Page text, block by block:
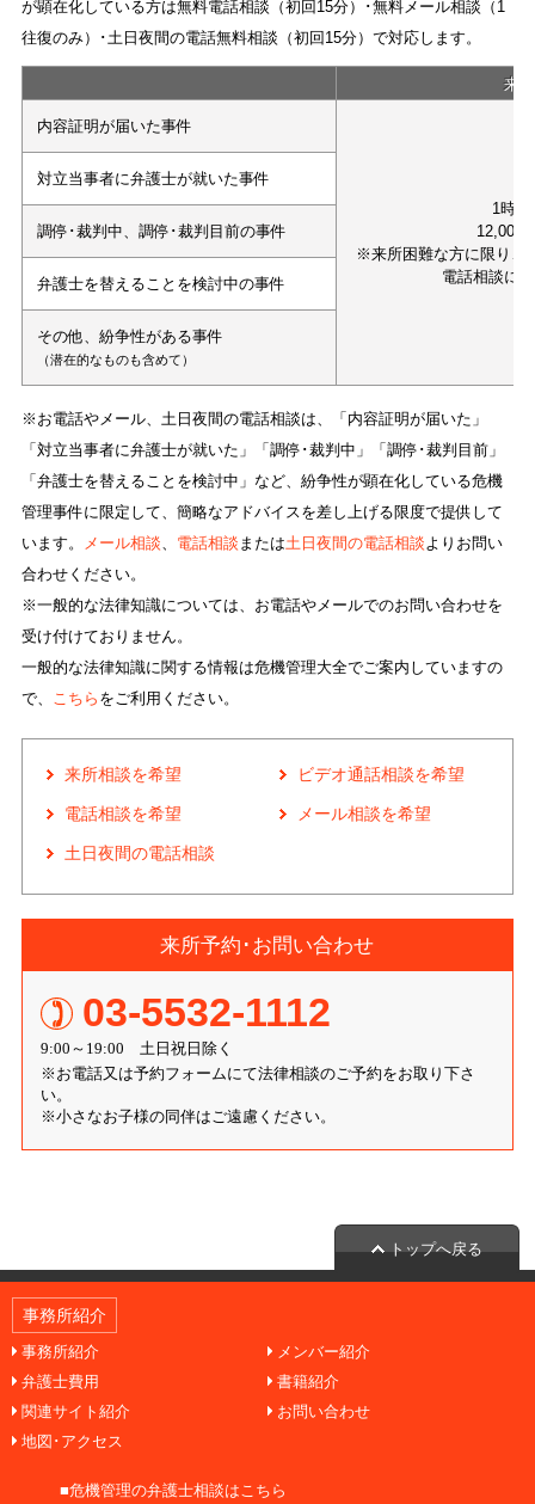
が顕在化している方は無料電話相談（初回15分）･無料メール相談（1
往復のみ）･土日夜間の電話無料相談（初回15分）で対応します。
来所
内容証明が届いた事件
1時間
12,000
※来所困難な方に限り、
電話相談に
対立当事者に弁護士が就いた事件
調停･裁判中、調停･裁判目前の事件
弁護士を替えることを検討中の事件
その他、紛争性がある事件
（潜在的なものも含めて）
※お電話やメール、土日夜間の電話相談は、「内容証明が届いた」
「対立当事者に弁護士が就いた」「調停･裁判中」「調停･裁判目前」
「弁護士を替えることを検討中」など、紛争性が顕在化している危機
管理事件に限定して、簡略なアドバイスを差し上げる限度で提供して
います。
メール相談、 電話相談 または土日夜間の電話相談よりお問い
合わせください。
※一般的な法律知識については、お電話やメールでのお問い合わせを
受け付けておりません。
一般的な法律知識に関する情報は危機管理大全でご案内していますの
で、 こちら をご利用ください。
来所相談を希望 ビデオ通話相談を希望
電話相談を希望 メール相談を希望
土日夜間の電話相談
来所予約･お問い合わせ
03-5532-1112
9:00～19:00 土日祝日除く
※お電話又は予約フォームにて法律相談のご予約をお取り下さ
い。
※小さなお子様の同伴はご遠慮ください。
トップへ戻る
事務所紹介
事務所紹介
メンバー紹介
弁護士費用
書籍紹介
関連サイト紹介
お問い合わせ
地図･アクセス
■危機管理の弁護士相談はこちら